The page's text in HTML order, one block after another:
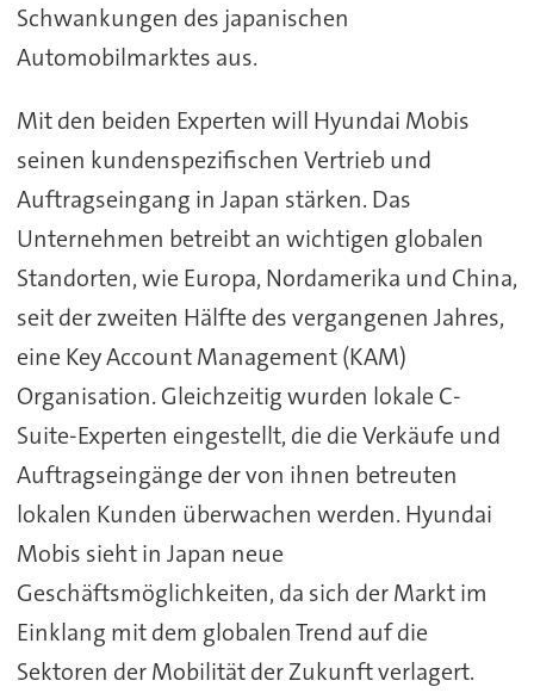
Schwankungen des japanischen
Automobilmarktes aus.
Mit den beiden Experten will Hyundai Mobis
seinen kundenspezifischen Vertrieb und
Auftragseingang in Japan stärken. Das
Unternehmen betreibt an wichtigen globalen
Standorten, wie Europa, Nordamerika und China,
seit der zweiten Hälfte des vergangenen Jahres,
eine Key Account Management (KAM)
Organisation. Gleichzeitig wurden lokale C-
Suite-Experten eingestellt, die die Verkäufe und
Auftragseingänge der von ihnen betreuten
lokalen Kunden überwachen werden. Hyundai
Mobis sieht in Japan neue
Geschäftsmöglichkeiten, da sich der Markt im
Einklang mit dem globalen Trend auf die
Sektoren der Mobilität der Zukunft verlagert.